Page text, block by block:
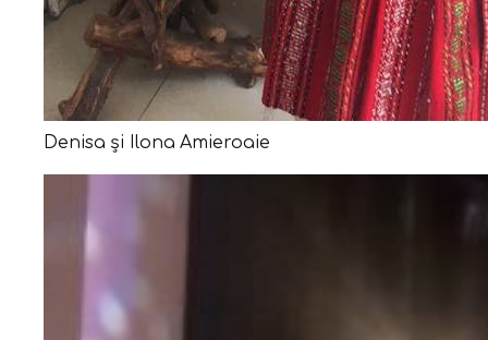
Denisa și Ilona Amieroaie